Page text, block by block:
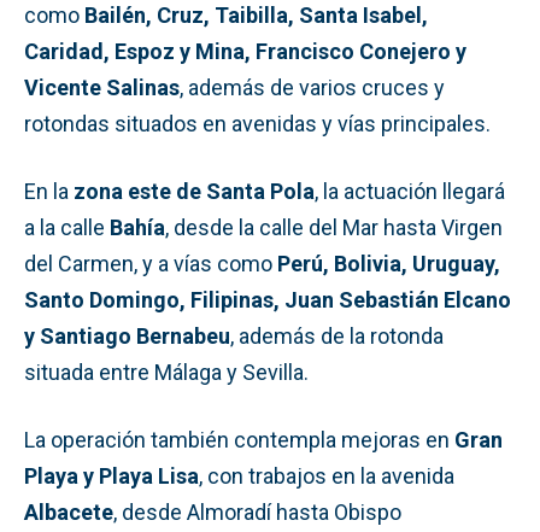
como Bailén, Cruz, Taibilla, Santa Isabel,
Caridad, Espoz y Mina, Francisco Conejero y
Vicente Salinas, además de varios cruces y
rotondas situados en avenidas y vías principales.
En la zona este de Santa Pola, la actuación llegará
a la calle Bahía, desde la calle del Mar hasta Virgen
del Carmen, y a vías como Perú, Bolivia, Uruguay,
Santo Domingo, Filipinas, Juan Sebastián Elcano
y Santiago Bernabeu, además de la rotonda
situada entre Málaga y Sevilla.
La operación también contempla mejoras en Gran
Playa y Playa Lisa, con trabajos en la avenida
Albacete, desde Almoradí hasta Obispo